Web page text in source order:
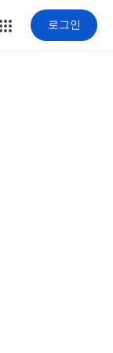
로그인